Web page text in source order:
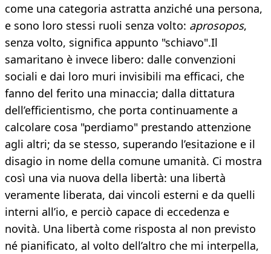
come una categoria astratta anziché una persona,
e sono loro stessi ruoli senza volto: aprosopos,
senza volto, significa appunto "schiavo".Il
samaritano è invece libero: dalle convenzioni
sociali e dai loro muri invisibili ma efficaci, che
fanno del ferito una minaccia; dalla dittatura
dell’efficientismo, che porta continuamente a
calcolare cosa "perdiamo" prestando attenzione
agli altri; da se stesso, superando l’esitazione e il
disagio in nome della comune umanità. Ci mostra
così una via nuova della libertà: una libertà
veramente liberata, dai vincoli esterni e da quelli
interni all’io, e perciò capace di eccedenza e
novità. Una libertà come risposta al non previsto
né pianificato, al volto dell’altro che mi interpella,